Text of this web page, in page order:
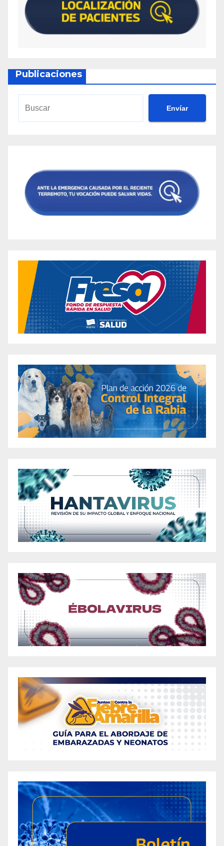
Publicaciones
Envíar